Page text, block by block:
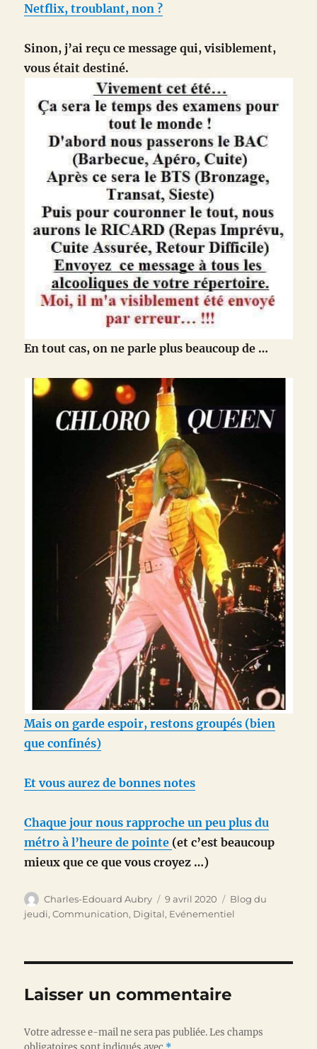
Netflix, troublant, non ?
Sinon, j’ai reçu ce message qui, visiblement,
vous était destiné.
En tout cas, on ne parle plus beaucoup de …
Mais on garde espoir, restons groupés (bien
que confinés)
Et vous aurez de bonnes notes
Chaque jour nous rapproche un peu plus du
métro à l’heure de pointe (et c’est beaucoup
mieux que ce que vous croyez …)
Auteur
Charles-Edouard Aubry
Publié
le
9 avril 2020 Catégories
Blog du
jeudi,Communication, Digital, Evénementiel
Laisser un commentaire
Votre adresse e-mail ne sera pas publiée. Les champs